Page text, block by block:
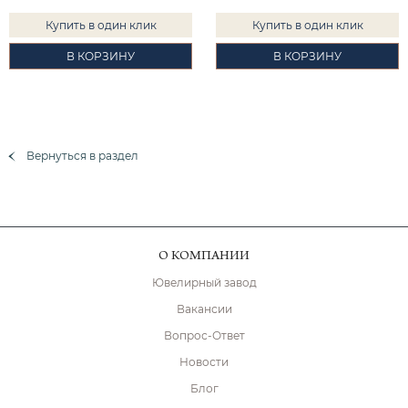
Купить в один клик
В КОРЗИНУ
Купить в один клик
В КОРЗИНУ
Вернуться в раздел
О КОМПАНИИ
Ювелирный завод
Вакансии
Вопрос-Ответ
Новости
Блог